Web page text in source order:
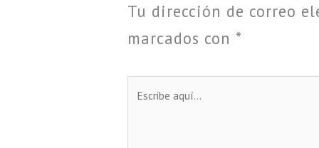
Tu dirección de correo
marcados con *